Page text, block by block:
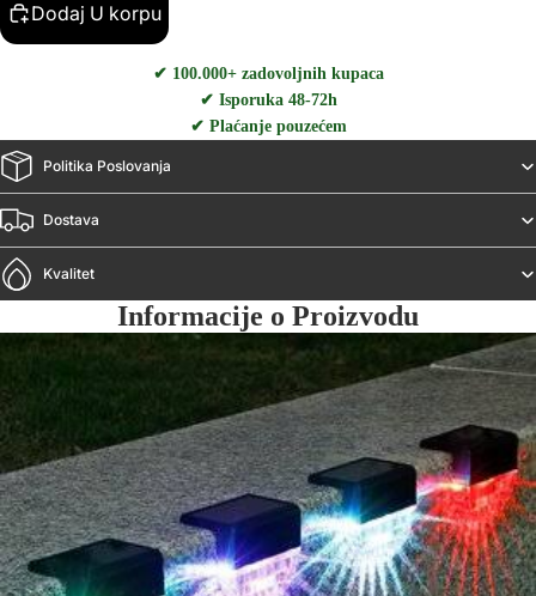
Dodaj U korpu
✔ 100.000+ zadovoljnih kupaca
✔ Isporuka 48-72h
✔ Plaćanje pouzećem
Politika Poslovanja
Dostava
Kvalitet
Informacije o Proizvodu